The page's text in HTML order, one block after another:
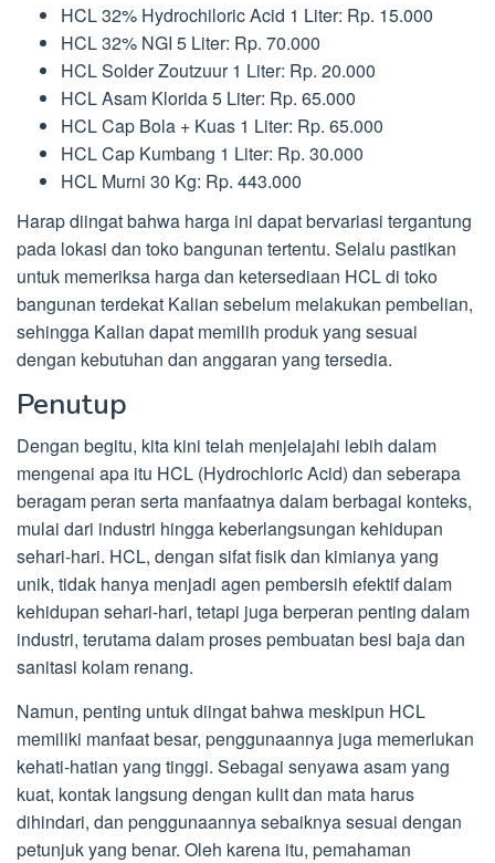
HCL 32% Hydrochiloric Acid 1 Liter: Rp. 15.000
HCL 32% NGI 5 Liter: Rp. 70.000
HCL Solder Zoutzuur 1 Liter: Rp. 20.000
HCL Asam Klorida 5 Liter: Rp. 65.000
HCL Cap Bola + Kuas 1 Liter: Rp. 65.000
HCL Cap Kumbang 1 Liter: Rp. 30.000
HCL Murni 30 Kg: Rp. 443.000
Harap diingat bahwa harga ini dapat bervariasi tergantung
pada lokasi dan toko bangunan tertentu. Selalu pastikan
untuk memeriksa harga dan ketersediaan HCL di toko
bangunan terdekat Kalian sebelum melakukan pembelian,
sehingga Kalian dapat memilih produk yang sesuai
dengan kebutuhan dan anggaran yang tersedia.
Penutup
Dengan begitu, kita kini telah menjelajahi lebih dalam
mengenai apa itu HCL (Hydrochloric Acid) dan seberapa
beragam peran serta manfaatnya dalam berbagai konteks,
mulai dari industri hingga keberlangsungan kehidupan
sehari-hari. HCL, dengan sifat fisik dan kimianya yang
unik, tidak hanya menjadi agen pembersih efektif dalam
kehidupan sehari-hari, tetapi juga berperan penting dalam
industri, terutama dalam proses pembuatan besi baja dan
sanitasi kolam renang.
Namun, penting untuk diingat bahwa meskipun HCL
memiliki manfaat besar, penggunaannya juga memerlukan
kehati-hatian yang tinggi. Sebagai senyawa asam yang
kuat, kontak langsung dengan kulit dan mata harus
dihindari, dan penggunaannya sebaiknya sesuai dengan
petunjuk yang benar. Oleh karena itu, pemahaman